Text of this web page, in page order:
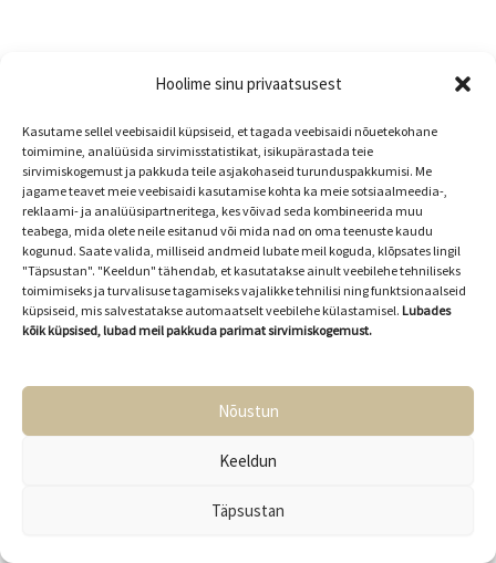
Hoolime sinu privaatsusest
Kasutame sellel veebisaidil küpsiseid, et tagada veebisaidi nõuetekohane
toimimine, analüüsida sirvimisstatistikat, isikupärastada teie
sirvimiskogemust ja pakkuda teile asjakohaseid turunduspakkumisi. Me
jagame teavet meie veebisaidi kasutamise kohta ka meie sotsiaalmeedia-,
reklaami- ja analüüsipartneritega, kes võivad seda kombineerida muu
teabega, mida olete neile esitanud või mida nad on oma teenuste kaudu
kogunud. Saate valida, milliseid andmeid lubate meil koguda, klõpsates lingil
"Täpsustan". "Keeldun" tähendab, et kasutatakse ainult veebilehe tehniliseks
toimimiseks ja turvalisuse tagamiseks vajalikke tehnilisi ning funktsionaalseid
küpsiseid, mis salvestatakse automaatselt veebilehe külastamisel. Lubades
kõik küpsised, lubad meil pakkuda parimat sirvimiskogemust.
Nõustun
Keeldun
Täpsustan
Loovkulg OÜ
reg nr. 16714822
info@uitama.ee
Ostutingimused
Privaatsustingimused
Uitama kogukond
© 2026 Loovkulg OÜ